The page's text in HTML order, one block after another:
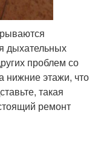
дыхательных
проблем со
нижние этажи, что
такая
ремонт